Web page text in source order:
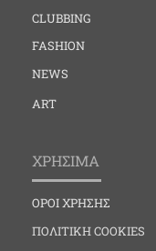
CLUBBING
FASHION
NEWS
ART
ΧΡΗΣΙΜΑ
ΟΡΟΙ ΧΡΗΣΗΣ
ΠΟΛΙΤΙΚΗ COOKIES